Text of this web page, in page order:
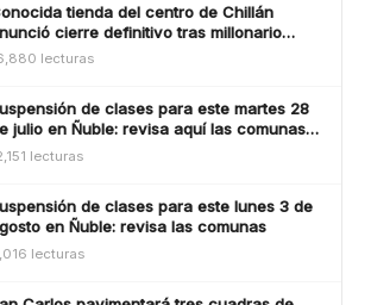
tienda del centro de Chillán
cierre definitivo tras millonario
ocurrido la madrugada del reciente
lecturas
de clases para este martes 28
julio en Ñuble: revisa aquí las comunas y
lecturas
de clases para este lunes 3 de
en Ñuble: revisa las comunas
lecturas